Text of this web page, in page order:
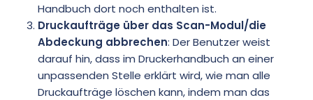
Handbuch dort noch enthalten ist.
Druckaufträge über das Scan-Modul/die
Abdeckung abbrechen: Der Benutzer weist
darauf hin, dass im Druckerhandbuch an einer
unpassenden Stelle erklärt wird, wie man alle
Druckaufträge löschen kann, indem man das